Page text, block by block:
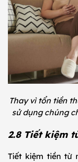
Thay vì tổn tiền
sử dụng chúng
2.8 Tiết kiệm
Tiết kiệm tiền từ